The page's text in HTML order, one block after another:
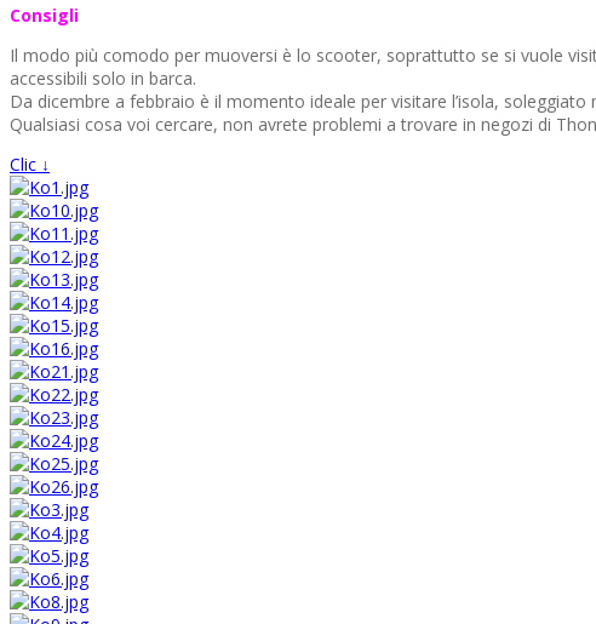
Consigli
Il modo più comodo per muoversi è lo scooter, soprattutto se si vuole
accessibili solo in barca.
Da dicembre a febbraio è il momento ideale per visitare l’isola,
Qualsiasi cosa voi cercare, non avrete problemi a trovare in negozi di
Clic ↓